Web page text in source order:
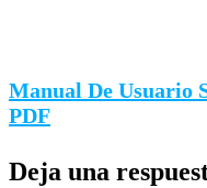
Manual De Usuario
PDF
Deja una